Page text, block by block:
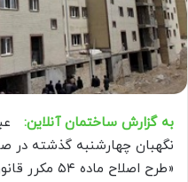
به گزارش ساختمان آنلاین:
نگهبان چهارشنبه گذشته
«طرح اصلاح